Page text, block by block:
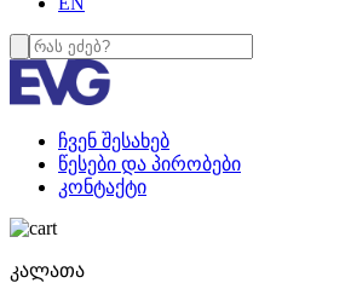
ჩვენ შესახებ
წესები და პირობები
კონტაქტი
კალათა